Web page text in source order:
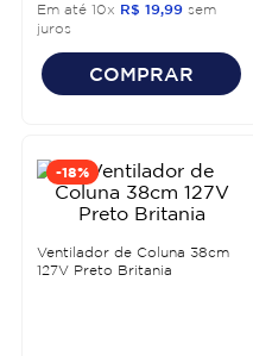
Em até 10x R$ 19,99 sem
juros
COMPRAR
-18%
Ventilador de Coluna 38cm
127V Preto Britania